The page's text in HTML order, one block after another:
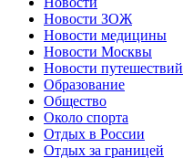
Новости ЗОЖ
Новости медицины
Новости Москвы
Новости путешествий
Образование
Общество
Около спорта
Отдых в России
Отдых за границей